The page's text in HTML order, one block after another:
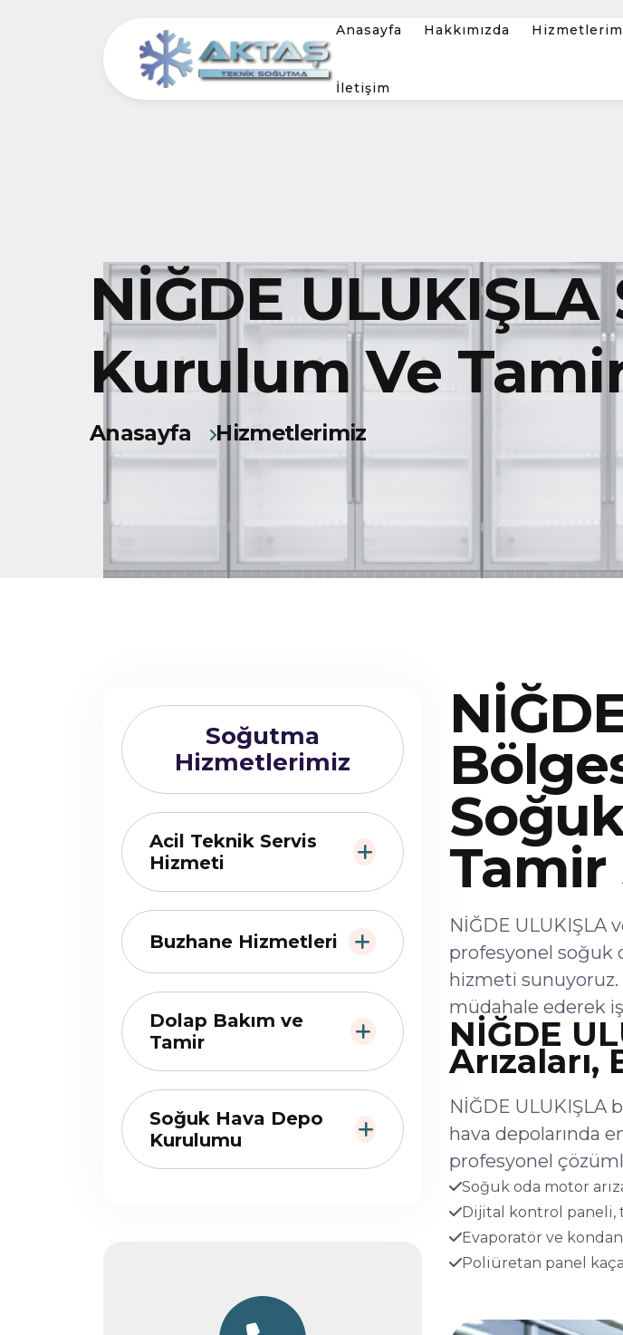
Anasayfa Hakkımızda
İletişim
NİĞDE
Kurulum Ve
Anasayfa Hizmetlerimiz
Soğutma
Hizmetlerimiz
Acil Teknik Servis
Hizmeti
Buzhane Hizmetleri
Dolap Bakım ve
Tamir
Soğuk Hava Depo
Kurulumu
Tamir
NİĞDE ULUKIŞLA
profesyonel soğuk
hizmeti sunuyoruz.
müdahale ederek
NİĞDE
Arızaları,
NİĞDE
hava depolarında
profesyonel
Soğuk oda motor
Dijital kontrol paneli,
Evaporatör ve
Poliüretan panel